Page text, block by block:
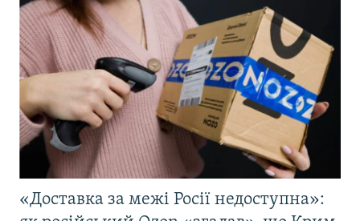
«Доставка за межі Росії недоступна»: